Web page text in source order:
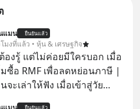
แมน ยืนยันแล้ว
มงที่แล้ว • หุ้น & เศรษฐกิจ
องรู้ แต่ไม่ค่อยมีใครบอก เมื่อ
มซื้อ RMF เพื่อลดหย่อนภาษี |
ะเล่าให้ฟัง เมื่อเข้าสู่วัย